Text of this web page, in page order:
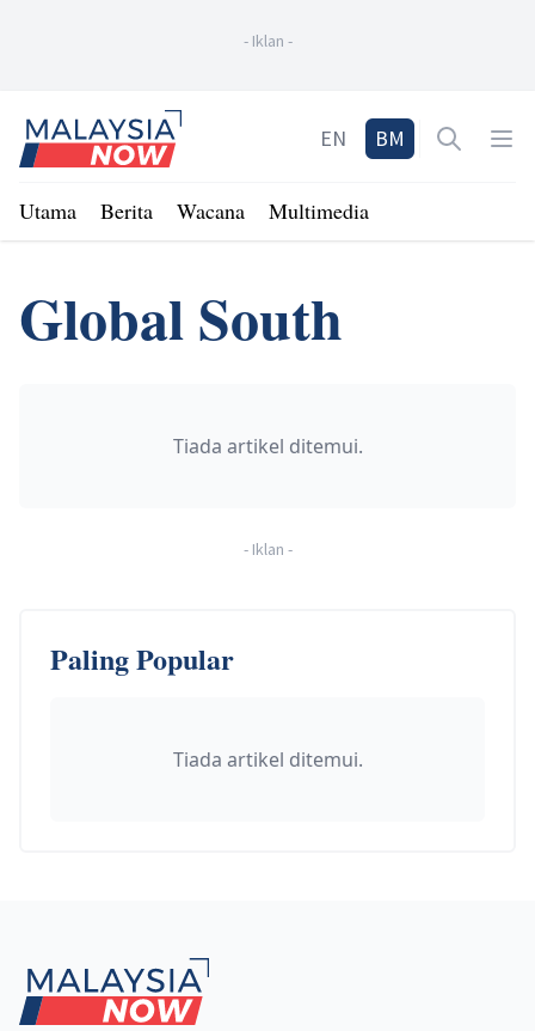
- Iklan -
Home
EN BM Open
Utama Berita Wacana Multimedia
Global South
Tiada artikel ditemui.
- Iklan -
Paling Popular
Tiada artikel ditemui.